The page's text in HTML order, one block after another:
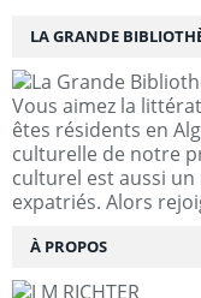
LA GRANDE
Vous aimez la
êtes résidents en
culturelle de notre
culturel est aussi
expatriés. Alors
À PROPOS